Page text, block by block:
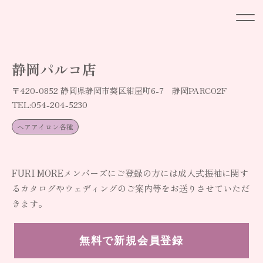
静岡パルコ店
〒420-0852 静岡県静岡市葵区紺屋町6-7 静岡PARCO2F
TEL:054-204-5230
ヘアアイロン各種
FURI MOREメンバーズにご登録の方には成人式振袖に関す
るカタログやウェディングの ご案内等をお送りさせていただ
きます。
無料で新規会員登録